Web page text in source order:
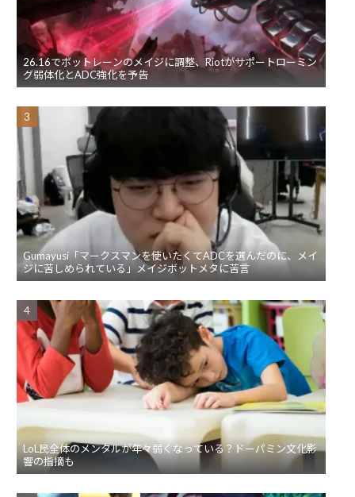
26.16でボットレーンのメイジに調整、Riotがサポートローミン
グ弱体化とADC強化を予告
Gumayusi「マークスマンを使いたくてADCを選んだのに、メイ
ジに苦しめられている」メイジボットメタに苦言
LoL民全体のメンタルが年々弱くなっている？ドーパミン文化影
響の指摘も